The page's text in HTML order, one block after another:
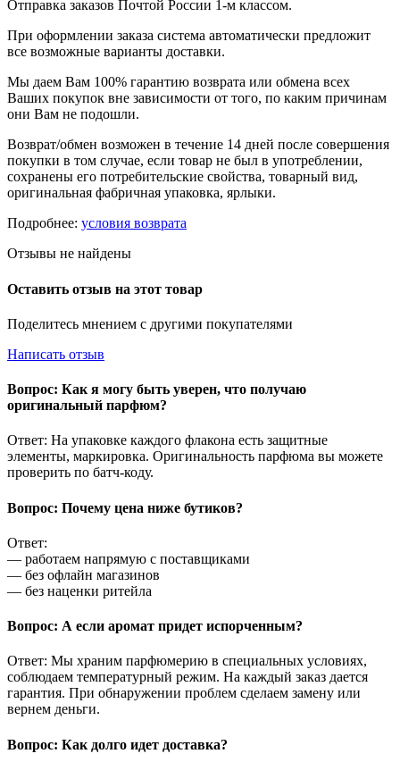
Отправка заказов Почтой России 1-м классом.
При оформлении заказа система автоматически предложит
все возможные варианты доставки.
Мы даем Вам 100% гарантию возврата или обмена всех
Ваших покупок вне зависимости от того, по каким причинам
они Вам не подошли.
Возврат/обмен возможен в течение 14 дней после совершения
покупки в том случае, если товар не был в употреблении,
сохранены его потребительские свойства, товарный вид,
оригинальная фабричная упаковка, ярлыки.
Подробнее: условия возврата
Отзывы не найдены
Оставить отзыв на этот товар
Поделитесь мнением с другими покупателями
Написать отзыв
Вопрос: Как я могу быть уверен, что получаю
оригинальный парфюм?
Ответ: На упаковке каждого флакона есть защитные
элементы, маркировка. Оригинальность парфюма вы можете
проверить по батч-коду.
Вопрос: Почему цена ниже бутиков?
Ответ:
— работаем напрямую с поставщиками
— без офлайн магазинов
— без наценки ритейла
Вопрос: А если аромат придет испорченным?
Ответ: Мы храним парфюмерию в специальных условиях,
соблюдаем температурный режим. На каждый заказ дается
гарантия. При обнаружении проблем сделаем замену или
вернем деньги.
Вопрос: Как долго идет доставка?